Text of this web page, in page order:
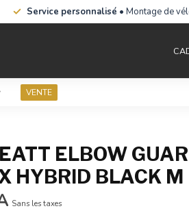
Service personnalisé • Montage de
VENTE
ELBOW
HYBRID BLACK M
Sans les taxes